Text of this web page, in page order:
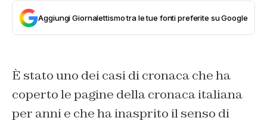
Aggiungi Giornalettismo tra le tue fonti preferite su Google
È stato uno dei casi di cronaca che ha
coperto le pagine della cronaca italiana
per anni e che ha inasprito il senso di